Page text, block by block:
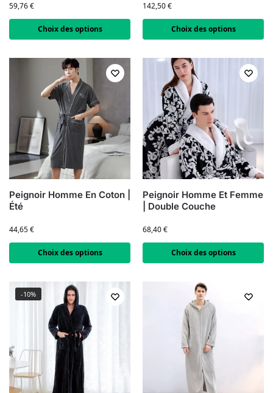
59,76€
Choix des options
142,50€
Choix des options
Peignoir Homme En Coton |
Été
44,65€
Choix des options
Peignoir Homme Et Femme
| Double Couche
68,40€
Choix des options
-10%